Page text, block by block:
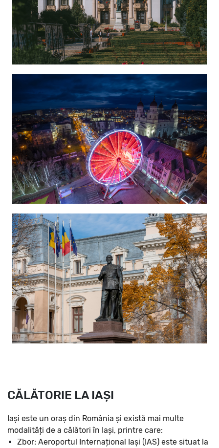
CĂLĂTORIE LA IAȘI
Iași este un oraș din România și există mai multe
modalități de a călători în Iași, printre care:
Zbor: Aeroportul Internațional Iași (IAS) este situat la